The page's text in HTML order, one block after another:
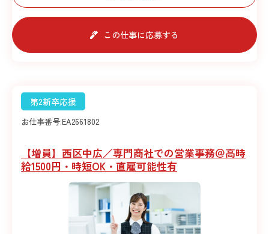
この仕事に応募する
第2新卒応援
お仕事番号:EA2661802
【増員】西区中広／専門商社での営業事務＠高時
給1500円・時短OK・直雇可能性有